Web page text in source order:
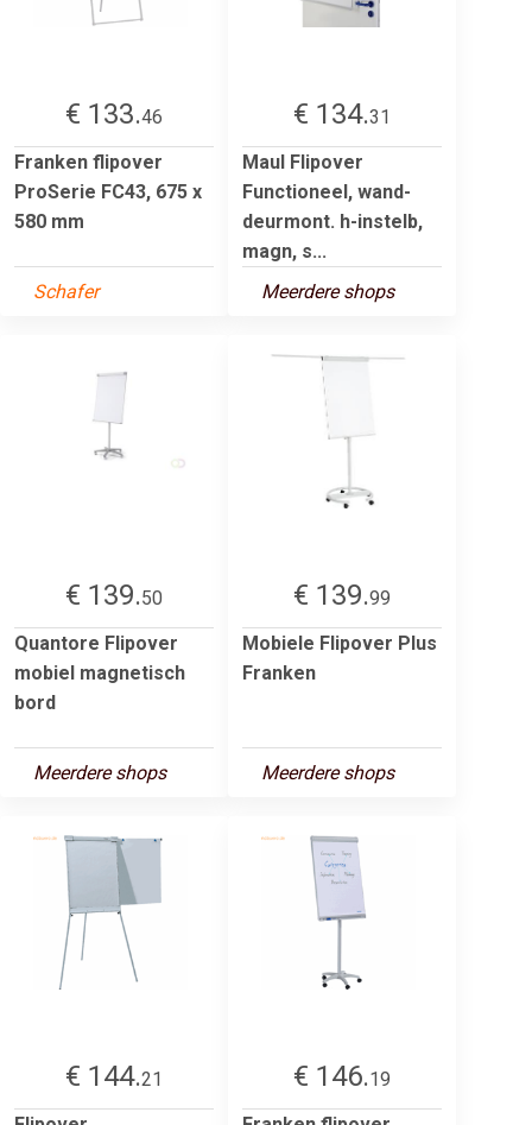
€ 133.46
Franken flipover
ProSerie FC43, 675 x
580 mm
Schafer
€ 134.31
Maul Flipover
Functioneel, wand-
deurmont. h-instelb,
magn, s...
Meerdere shops
€ 139.50
Quantore Flipover
mobiel magnetisch
bord
Meerdere shops
€ 139.99
Mobiele Flipover Plus
Franken
Meerdere shops
€ 144.21
€ 146.19